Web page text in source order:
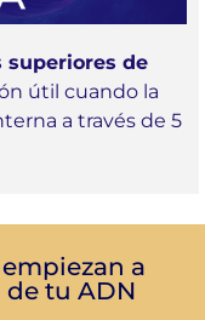
superiores de
útil cuando la
a través de 5
a
tu ADN